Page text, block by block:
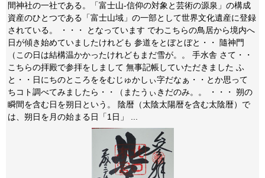
間神社の一社である。「富士山-信仰の対象と芸術の源泉」の構成
資産のひとつである「富士山域」の一部として世界文化遺産に登録
されている。 ・・・ となっています でわこちらの鳥居から境内へ
日が傾き始めていましたけれども 参道をとぼとぼと・・ 隨神門
（この日は結構温かかったけれどもまだ雪が。。 手水舎 さて・・
こちらの拝殿で参拝をしまして 無事記帳していただきました ふ
と・・日にちのところををむじゅかしぃ字だなぁ・・とか思って
ちコト調べてみましたら・・（またうぃきだのみ。。 ・・・ 朔の
瞬間を含む日を朔日という。 陰暦（太陰太陽暦を含む太陰暦）で
は、朔日を月の始まる日「1日」 ...